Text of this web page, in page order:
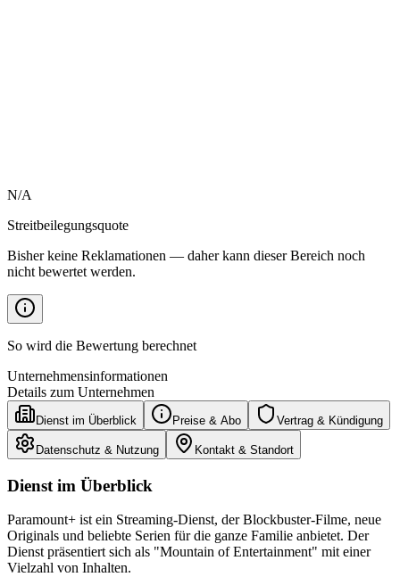
N/A
Streitbeilegungsquote
Bisher keine Reklamationen — daher kann dieser Bereich noch
nicht bewertet werden.
So wird die Bewertung berechnet
Unternehmensinformationen
Details zum Unternehmen
Dienst im Überblick Preise & Abo Vertrag & Kündigung
Datenschutz & Nutzung Kontakt & Standort
Dienst im Überblick
Paramount+ ist ein Streaming-Dienst, der Blockbuster-Filme, neue
Originals und beliebte Serien für die ganze Familie anbietet. Der
Dienst präsentiert sich als "Mountain of Entertainment" mit einer
Vielzahl von Inhalten.